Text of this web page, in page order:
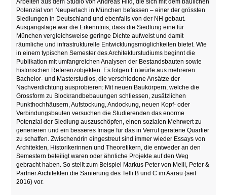
Arbeiten aus dem Studio von Andreas Hild, die sich mit dem baulichen
Potenzial von Neuperlach in München befassen – einer der grössten
Siedlungen in Deutschland und ebenfalls von der NH gebaut.
Ausgangslage war die Erkenntnis, dass die Siedlung eine für
München vergleichsweise geringe Dichte aufweist und damit
räumliche und infrastrukturelle Entwicklungsmöglichkeiten bietet. Wie
in einem typischen Semester des Architekturstudiums beginnt die
Publikation mit umfangreichen Analysen der Bestandsbauten sowie
historischen Referenzobjekten. Es folgen Entwürfe aus mehreren
Bachelor- und Masterstudios, die verschiedene Ansätze der
Nachverdichtung ausprobieren: Mit neuen Baukörpern, welche die
Grossform zu Blockrandbebauungen schliessen, zusätzlichen
Punkthochhäusern, Aufstockung, Andockung, neuen Kopf- oder
Verbindungsbauten versuchen die Studierenden das enorme
Potenzial der Siedlung auszuschöpfen, einen sozialen Mehrwert zu
generieren und ein besseres Image für das in Verruf geratene Quartier
zu schaffen. Zwischendrin eingestreut sind immer wieder Essays von
Architekten, Historikerinnen und Theoretikern, die entweder an den
Semestern beteiligt waren oder ähnliche Projekte auf den Weg
gebracht haben. So stellt zum Beispiel Markus Peter von Meili, Peter &
Partner Architekten die Sanierung des Telli B und C im Aarau (seit
2016) vor.